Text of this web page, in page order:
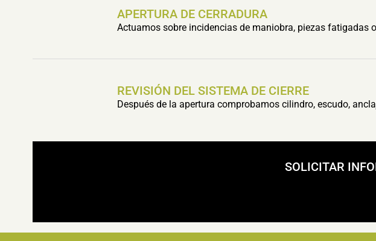
APERTURA DE CERRADURA
Actuamos sobre incidencias de maniobra, piezas fatigadas
REVISIÓN DEL SISTEMA DE CIERRE
Después de la apertura comprobamos cilindro, escudo,
SOLICITAR